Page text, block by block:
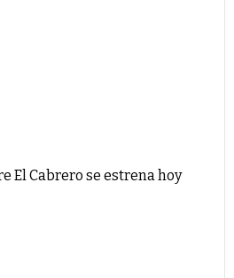
El Cabrero se estrena hoy